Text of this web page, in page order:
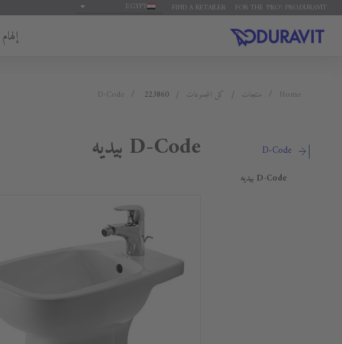
FOR THE 'PRO': PRO.DURAVIT
FIND A RETAILER
EGYPT
إلهام
Home منتجات كل المجموعات D-Code 223860
D-Code
D-Code بيديه
D-Code بيديه